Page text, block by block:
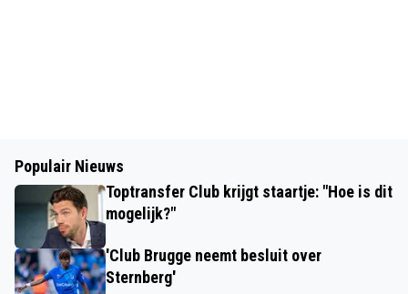
Populair Nieuws
Toptransfer Club krijgt staartje: "Hoe is dit
mogelijk?"
'Club Brugge neemt besluit over
Sternberg'